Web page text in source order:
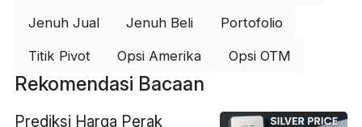
Jenuh Jual Jenuh Beli Portofolio
Titik Pivot Opsi Amerika Opsi OTM
Rekomendasi Bacaan
Prediksi Harga Perak